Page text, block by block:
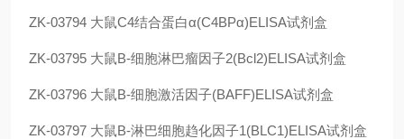
ZK-03794 大鼠C4结合蛋白α(C4BPα)ELISA试剂盒
ZK-03795 大鼠B-细胞淋巴瘤因子2(Bcl2)ELISA试剂盒
ZK-03796 大鼠B-细胞激活因子(BAFF)ELISA试剂盒
ZK-03797 大鼠B-淋巴细胞趋化因子1(BLC1)ELISA试剂盒